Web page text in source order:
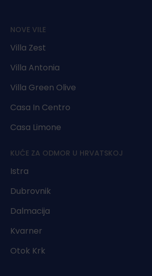
NOVE VILE
Villa Zest
Villa Antonia
Villa Green Olive
Casa In Centro
Casa Limone
KUĆE ZA ODMOR U HRVATSKOJ
Istra
Dubrovnik
Dalmacija
Kvarner
Otok Krk